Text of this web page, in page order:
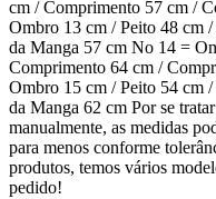
cm / Comprimento 57 cm /
Ombro 13 cm / Peito 48 cm
da Manga 57 cm No 14 =
Comprimento 64 cm /
Ombro 15 cm / Peito 54 cm
da Manga 62 cm Por se
manualmente, as medidas
para menos conforme
produtos, temos vários
pedido!